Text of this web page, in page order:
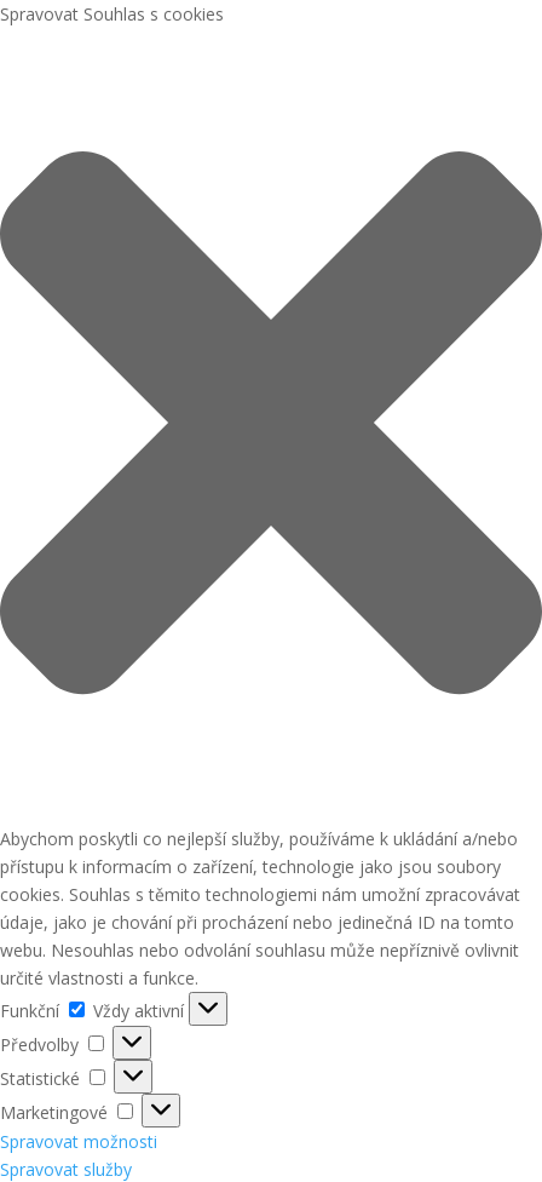
Spravovat Souhlas s cookies
Abychom poskytli co nejlepší služby, používáme k ukládání a/nebo
přístupu k informacím o zařízení, technologie jako jsou soubory
cookies. Souhlas s těmito technologiemi nám umožní zpracovávat
údaje, jako je chování při procházení nebo jedinečná ID na tomto
webu. Nesouhlas nebo odvolání souhlasu může nepříznivě ovlivnit
určité vlastnosti a funkce.
Funkční
Funkční
Vždy aktivní
Předvolby
Předvolby
Statistické
Statistické
Marketingové
Marketingové
Spravovat možnosti
Spravovat služby